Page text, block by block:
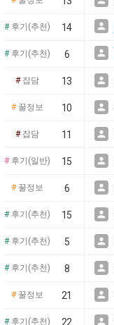
#후기(추천) 14 
#후기(추천) 6 
#잡담 13 
#꿀정보 10 
#잡담 11 
#후기(일반) 15 
#꿀정보 6 
#후기(추천) 15 
#후기(추천) 5 
#후기(추천) 8 
#꿀정보 21 
#후기(추천) 22 